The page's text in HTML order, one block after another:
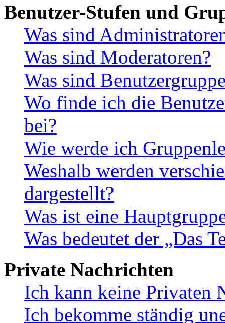
Benutzer-Stufen und
Was sind
Was sind Moderatoren?
Was sind
Wo finde ich die
bei?
Wie werde ich
Weshalb werden
dargestellt?
Was ist eine
Was bedeutet der „Das
Private Nachrichten
Ich kann keine Privaten
Ich bekomme ständig